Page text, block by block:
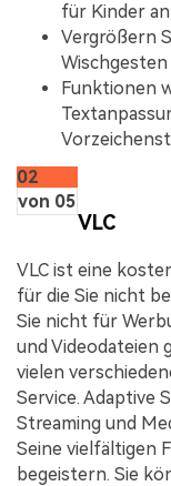
für Kinder
Vergrößern
Funktionen
02
von 05
VLC
VLC ist eine
für die Sie nicht
Sie nicht für
und Videodateien
vielen
Service. Adaptive
Streaming und
Seine vielfältigen
begeistern. Sie